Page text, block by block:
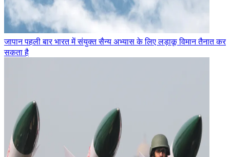
जापान पहली बार भारत में संयुक्त सैन्य अभ्यास के लिए लड़ाकू विमान तैनात कर
सकता है